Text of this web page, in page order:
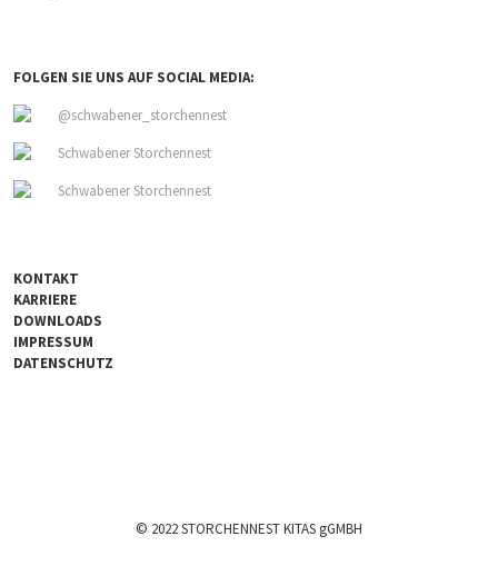
FOLGEN SIE UNS AUF SOCIAL MEDIA:
@schwabener_storchennest
Schwabener Storchennest
Schwabener Storchennest
KONTAKT
KARRIERE
DOWNLOADS
IMPRESSUM
DATENSCHUTZ
© 2022 STORCHENNEST KITAS gGMBH